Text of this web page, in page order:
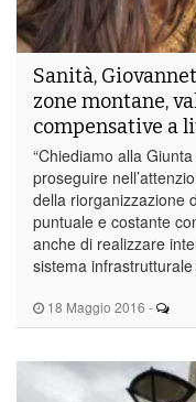
18 Maggio 2016 -
Sanità,
zone montane,
compensative a
“Chiediamo alla
proseguire
della riorganizzazione
puntuale e costante
anche di realizzare
sistema